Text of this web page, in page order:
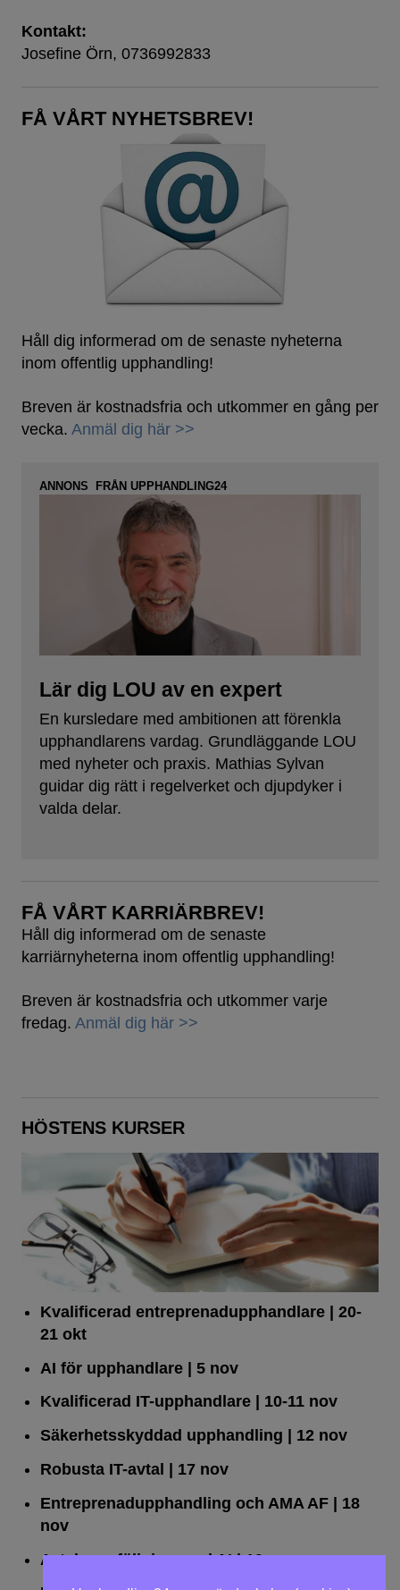
Kontakt:
Josefine Örn, 0736992833
FÅ VÅRT NYHETSBREV!
Håll dig informerad om de senaste nyheterna
inom offentlig upphandling!
Breven är kostnadsfria och utkommer en gång per
vecka. Anmäl dig här >>
ANNONS FRÅN UPPHANDLING24
Lär dig LOU av en expert
En kursledare med ambitionen att förenkla
upphandlarens vardag. Grundläggande LOU
med nyheter och praxis. Mathias Sylvan
guidar dig rätt i regelverket och djupdyker i
valda delar.
FÅ VÅRT KARRIÄRBREV!
Håll dig informerad om de senaste
karriärnyheterna inom offentlig upphandling!
Breven är kostnadsfria och utkommer varje
fredag. Anmäl dig här >>
HÖSTENS KURSER
Kvalificerad entreprenad­upphandlare | 20-
21 okt
AI för upphandlare| 5 nov
Kvalificerad IT-upphandlare| 10-11 nov
Säkerhetsskyddad upphandling | 12 nov
Robusta IT-avtal | 17 nov
Entreprenadupphandling och AMA AF| 18
nov
Avtalsuppföljning med AI| 19 nov